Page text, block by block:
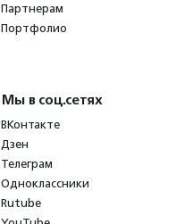
Партнерам
Портфолио
Мы в соц.сетях
ВКонтакте
Дзен
Телеграм
Одноклассники
Rutube